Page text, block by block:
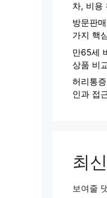
차, 비용
방문판
가지 핵
만65세
상품 비
허리통
인과 접
최
보여줄